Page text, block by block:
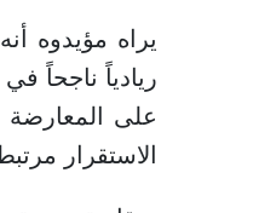
يراه مؤيدوه
ريادياً ناجحاً
على المعارضة
الاستقرار